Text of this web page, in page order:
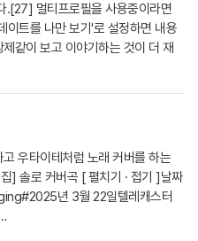
.[27] 멀티프로필을 사용중이라면
이트를 나만 보기'로 설정하면 내용
같이 보고 이야기하는 것이 더 재
우타이테처럼 노래 커버를 하는
] 솔로 커버곡 [ 펼치기 · 접기 ]날짜
년 3월 22일텔레캐스터